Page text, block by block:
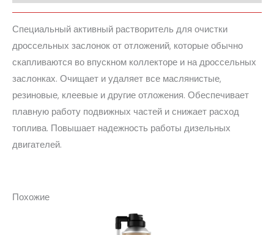
Специальный активный растворитель для очистки
дроссельных заслонок от отложений, которые обычно
скапливаются во впускном коллекторе и на дроссельных
заслонках. Очищает и удаляет все маслянистые,
резиновые, клеевые и другие отложения. Обеспечивает
плавную работу подвижных частей и снижает расход
топлива. Повышает надежность работы дизельных
двигателей.
Похожие